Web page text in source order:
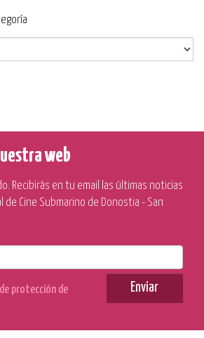
web
Recibirás en tu email las últimas noticias
de Cine Submarino de Donostia - San
protección de
Enviar